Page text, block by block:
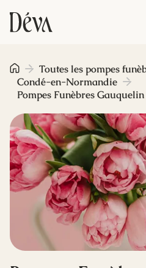
Obsèques
Prévoyance
Monument funéraire
Livraison de fleurs
Blog
Toutes les pompes
Condé-en-Normandie
Pompes Funèbres Gauquelin